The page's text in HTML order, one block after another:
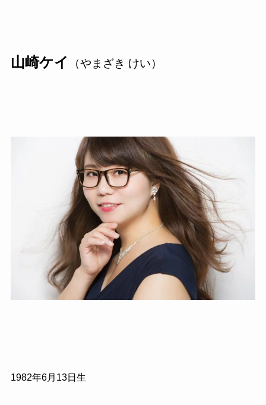
山崎ケイ （やまざき けい）
1982年6月13日生